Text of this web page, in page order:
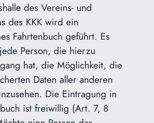
des Vereins- und
des KKK wird ein
Fahrtenbuch geführt. Es
Person, die hierzu
hat, die Möglichkeit, die
Daten aller anderen
Die Eintragung in
ist freiwillig (Art. 7, 8